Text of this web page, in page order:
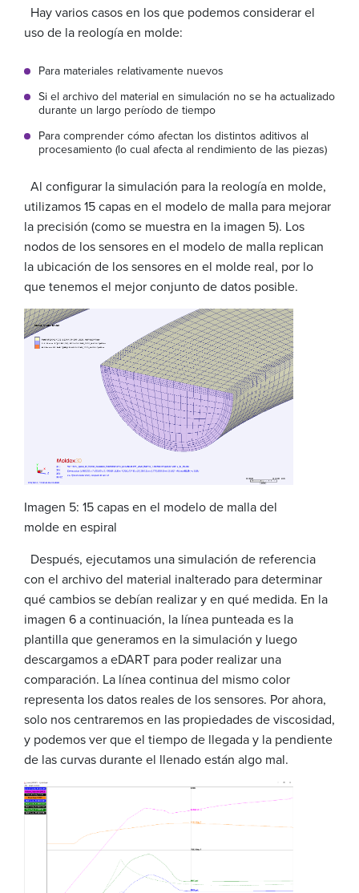
Hay varios casos en los que podemos considerar el
uso de la reología en molde:
Para materiales relativamente nuevos
Si el archivo del material en simulación no se ha actualizado
durante un largo período de tiempo
Para comprender cómo afectan los distintos aditivos al
procesamiento (lo cual afecta al rendimiento de las piezas)
Al configurar la simulación para la reología en molde,
utilizamos 15 capas en el modelo de malla para mejorar
la precisión (como se muestra en la imagen 5). Los
nodos de los sensores en el modelo de malla replican
la ubicación de los sensores en el molde real, por lo
que tenemos el mejor conjunto de datos posible.
Imagen 5: 15 capas en el modelo de malla del
molde en espiral
Después, ejecutamos una simulación de referencia
con el archivo del material inalterado para determinar
qué cambios se debían realizar y en qué medida. En la
imagen 6 a continuación, la línea punteada es la
plantilla que generamos en la simulación y luego
descargamos a eDART para poder realizar una
comparación. La línea continua del mismo color
representa los datos reales de los sensores. Por ahora,
solo nos centraremos en las propiedades de viscosidad,
y podemos ver que el tiempo de llegada y la pendiente
de las curvas durante el llenado están algo mal.